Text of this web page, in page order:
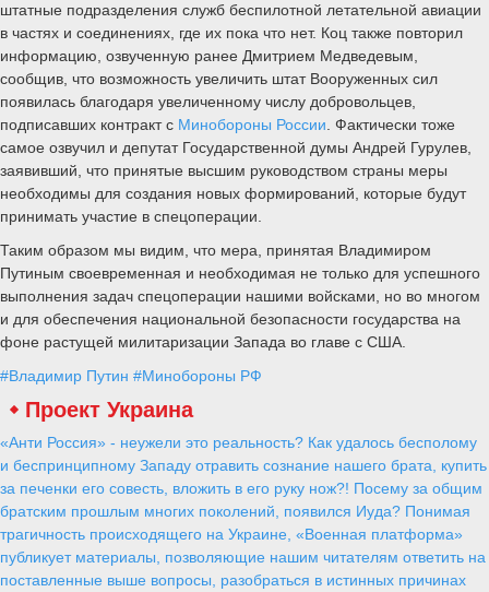
штатные подразделения служб беспилотной летательной авиации
в частях и соединениях, где их пока что нет. Коц также повторил
информацию, озвученную ранее Дмитрием Медведевым,
сообщив, что возможность увеличить штат Вооруженных сил
появилась благодаря увеличенному числу добровольцев,
подписавших контракт с Минобороны России . Фактически тоже
самое озвучил и депутат Государственной думы Андрей Гурулев,
заявивший, что принятые высшим руководством страны меры
необходимы для создания новых формирований, которые будут
принимать участие в спецоперации.
Таким образом мы видим, что мера, принятая Владимиром
Путиным своевременная и необходимая не только для успешного
выполнения задач спецоперации нашими войсками, но во многом
и для обеспечения национальной безопасности государства на
фоне растущей милитаризации Запада во главе с США.
#Владимир Путин #Минобороны РФ
Проект Украина
«Анти Россия» - неужели это реальность? Как удалось бесполому
и беспринципному Западу отравить сознание нашего брата, купить
за печенки его совесть, вложить в его руку нож?! Посему за общим
братским прошлым многих поколений, появился Иуда? Понимая
трагичность происходящего на Украине, «Военная платформа»
публикует материалы, позволяющие нашим читателям ответить на
поставленные выше вопросы, разобраться в истинных причинах